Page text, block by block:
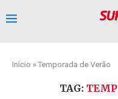
Início » Temporada de Verão
TAG: